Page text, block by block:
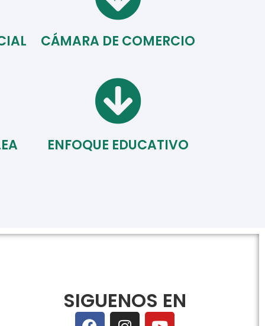
CÁMARA DE COMERCIO
ENFOQUE EDUCATIVO
SIGUENOS EN